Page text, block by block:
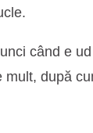
când e
după